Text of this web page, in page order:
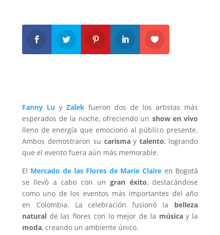
Fanny Lu y Zalek fueron dos de los artistas más
esperados de la noche, ofreciendo un show en vivo
lleno de energía que emocionó al público presente.
Ambos demostraron su carismaytalento, logrando
que el evento fuera aún más memorable.
El Mercado de las Flores de Marie Claire en Bogotá
se llevó a cabo con ungran éxito, destacándose
como uno de los eventos más importantes del año
en Colombia. La celebración fusionó la belleza
naturalde las flores con lo mejor de la músicay la
moda, creando un ambiente único.